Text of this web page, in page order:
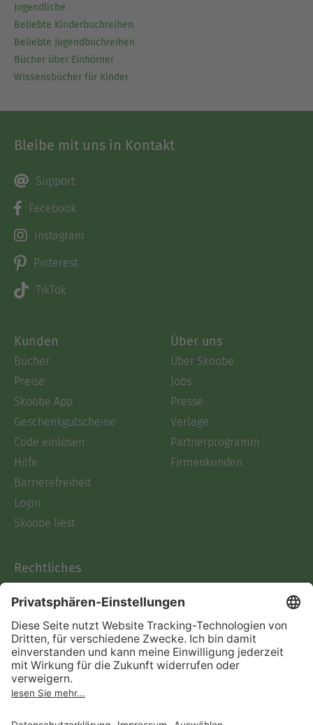
Jugendliche
Beliebte Kinderbuchreihen
Beliebte Jugendbuchreihen
Bücher über Einhörner
Wissensbücher für Kinder
Bleibe mit uns in Kontakt
Support
Facebook
Instagram
Pinterest
TikTok
Kunden
Bücher
Preise
Skoobe App
Geschenkgutscheine
Code einlösen
Hilfe
Barrierefreiheit
Login
Skoobe liest
Über uns
Über Skoobe
Jobs
Presse
Verlage
Partnerprogramm
Firmenkunden
Rechtliches
AGB
Informationen nach Data
Act
Verträge hier kündigen
Impressum